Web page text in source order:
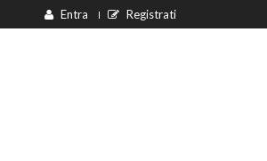
Entra Registrati